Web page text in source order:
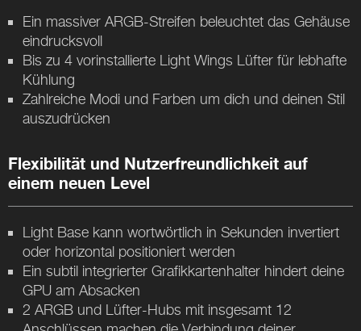
Ein massiver ARGB-Streifen beleuchtet das Gehäuse
eindrucksvoll
Bis zu 4 vorinstallierte Light Wings Lüfter für lebhafte
Kühlung
Zahlreiche Modi und Farben um dich und deinen Stil
auszudrücken
Flexibilität und Nutzerfreundlichkeit auf
einem neuen Level
Light Base kann wortwörtlich in Sekunden invertiert
oder horizontal positioniert werden
Ein subtil integrierter Grafikkartenhalter hindert deine
GPU am Absacken
2 ARGB und Lüfter-Hubs mit insgesamt 12